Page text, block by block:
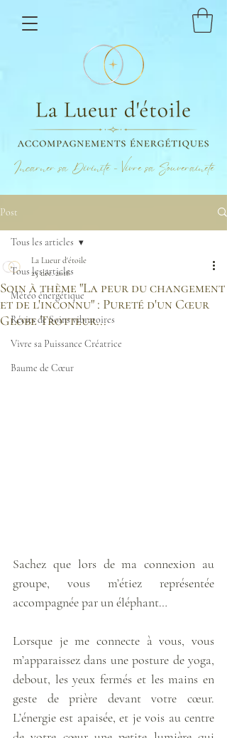
Incarner sa Divinité - Vivre sa Souveraineté
Post
Tous les articles
Météo énergétique
Récits de Soins vibratoires
Vivre sa Puissance Créatrice
Baume de Cœur
Tous les articles
Soin à thème "La peur du changement
et de l'inconnu" : Pureté d'un Cœur
Globe Trotteur...
La Lueur d'étoile
23 déc. 2018
Sachez que lors de ma connexion au
groupe, vous m’étiez représentée
accompagnée par un éléphant…
Lorsque je me connecte à vous, vous
m’apparaissez dans une posture de yoga,
debout, les yeux fermés et les mains en
geste de prière devant votre cœur.
L’énergie est apaisée, et je vois au centre